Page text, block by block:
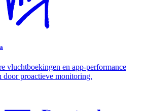
vluchtboekingen en app-performance
door proactieve monitoring.